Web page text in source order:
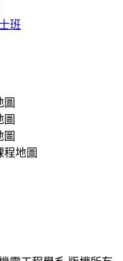
班
圖
圖
圖
程地圖